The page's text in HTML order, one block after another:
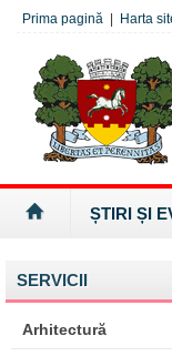
Prima pagină Harta
ȘTIRI ȘI
SERVICII
Arhitectură